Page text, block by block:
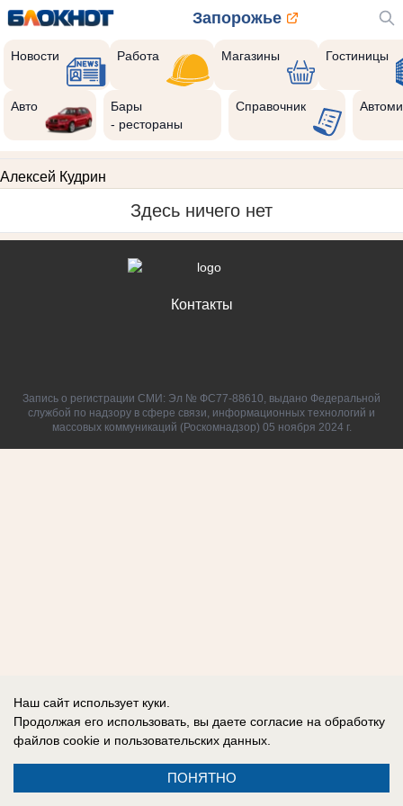
Запорожье
Новости Работа Магазины Гостиницы
Авто
Бары
- рестораны
Справочник
Алексей Кудрин
Здесь ничего нет
Контакты
Запись о регистрации СМИ: Эл № ФС77-88610, выдано Федеральной
службой по надзору в сфере связи, информационных технологий и
массовых коммуникаций (Роскомнадзор) 05 ноября 2024 г.
Наш сайт использует куки.
Продолжая его использовать, вы даете согласие на обработку
файлов cookie и пользовательских данных.
ПОНЯТНО